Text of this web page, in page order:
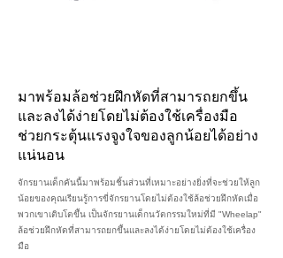
มาพร้อมล้อช่วยฝึกหัดที่สามารถยกขึ้น
และลงได้ง่ายโดยไม่ต้องใช้เครื่องมือ
ช่วยกระตุ้นแรงจูงใจของลูกน้อยได้อย่าง
แน่นอน
จักรยานเด็กคันนี้มาพร้อมชิ้นส่วนที่เหมาะอย่างยิ่งที่จะช่วยให้ลูก
น้อยของคุณเรียนรู้การขี่จักรยานโดยไม่ต้องใช้ล้อช่วยฝึกหัดเมื่อ
พวกเขาเติบโตขึ้น เป็นจักรยานเด็กนวัตกรรมใหม่ที่มี "Wheelap"
ล้อช่วยฝึกหัดที่สามารถยกขึ้นและลงได้ง่ายโดยไม่ต้องใช้เครื่อง
มือ